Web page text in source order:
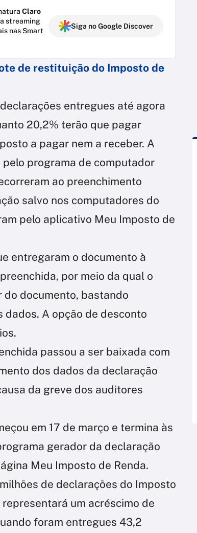
Claro
streaming
nas Smart
Siga no Google Discover
de restituição do Imposto de
entregues até agora
20,2% terão que pagar
a pagar nem a receber. A
programa de computador
ao preenchimento
salvo nos computadores do
pelo aplicativo Meu Imposto de
entregaram o documento à
por meio da qual o
documento, bastando
A opção de desconto
passou a ser baixada com
dos dados da declaração
da greve dos auditores
em 17 de março e termina às
gerador da declaração
Meu Imposto de Renda.
de declarações do Imposto
um acréscimo de
foram entregues 43,2